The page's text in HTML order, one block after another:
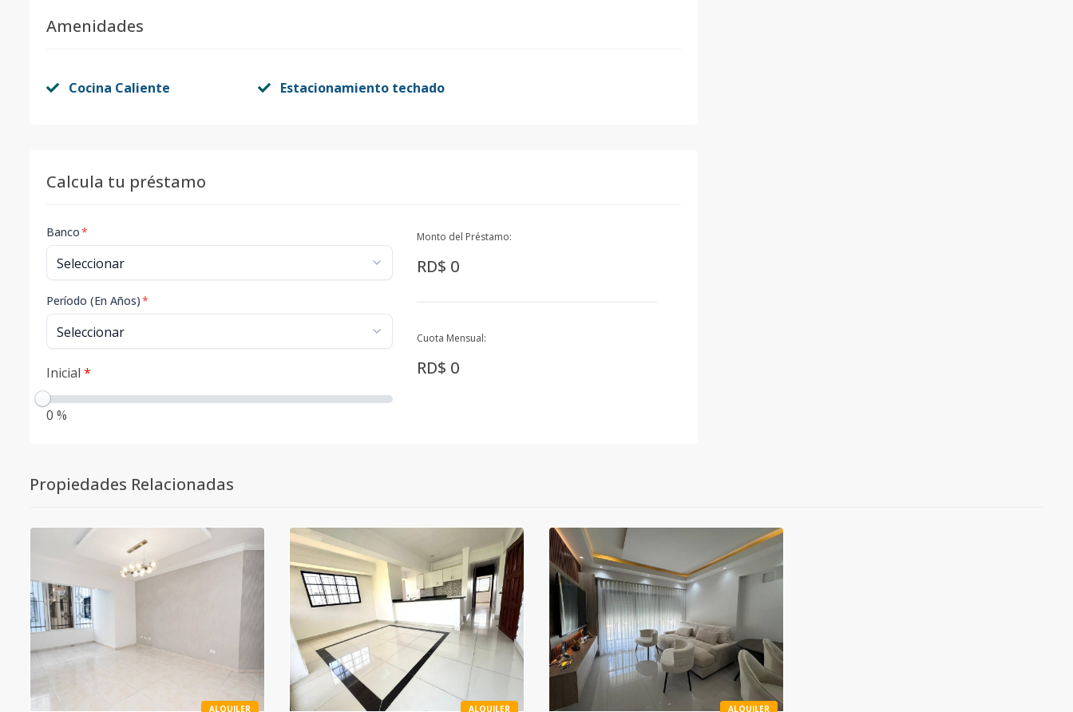
Amenidades
Cocina Caliente Estacionamiento techado
Calcula tu préstamo
Banco*
Período (En Años)*
Inicial *
0 %
Monto del Préstamo:
RD$ 0
Cuota Mensual:
RD$ 0
Propiedades Relacionadas
ALQUILER ALQUILER ALQUILER